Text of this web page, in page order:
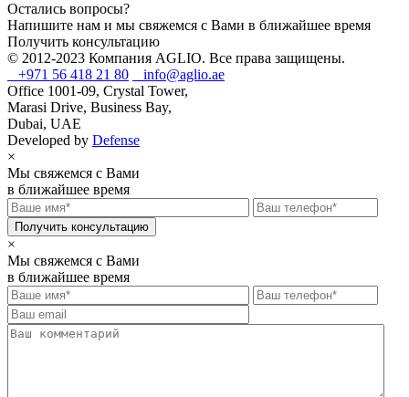
Остались вопросы?
Напишите нам и мы свяжемся с Вами в ближайшее время
Получить консультацию
© 2012-2023 Компания AGLIO. Все права защищены.
+971 56 418 21 80
info@aglio.ae
Office 1001-09, Crystal Tower,
Marasi Drive, Business Bay,
Dubai, UAE
Developed by Defense
×
Мы свяжемся с Вами
в ближайшее время
×
Мы свяжемся с Вами
в ближайшее время